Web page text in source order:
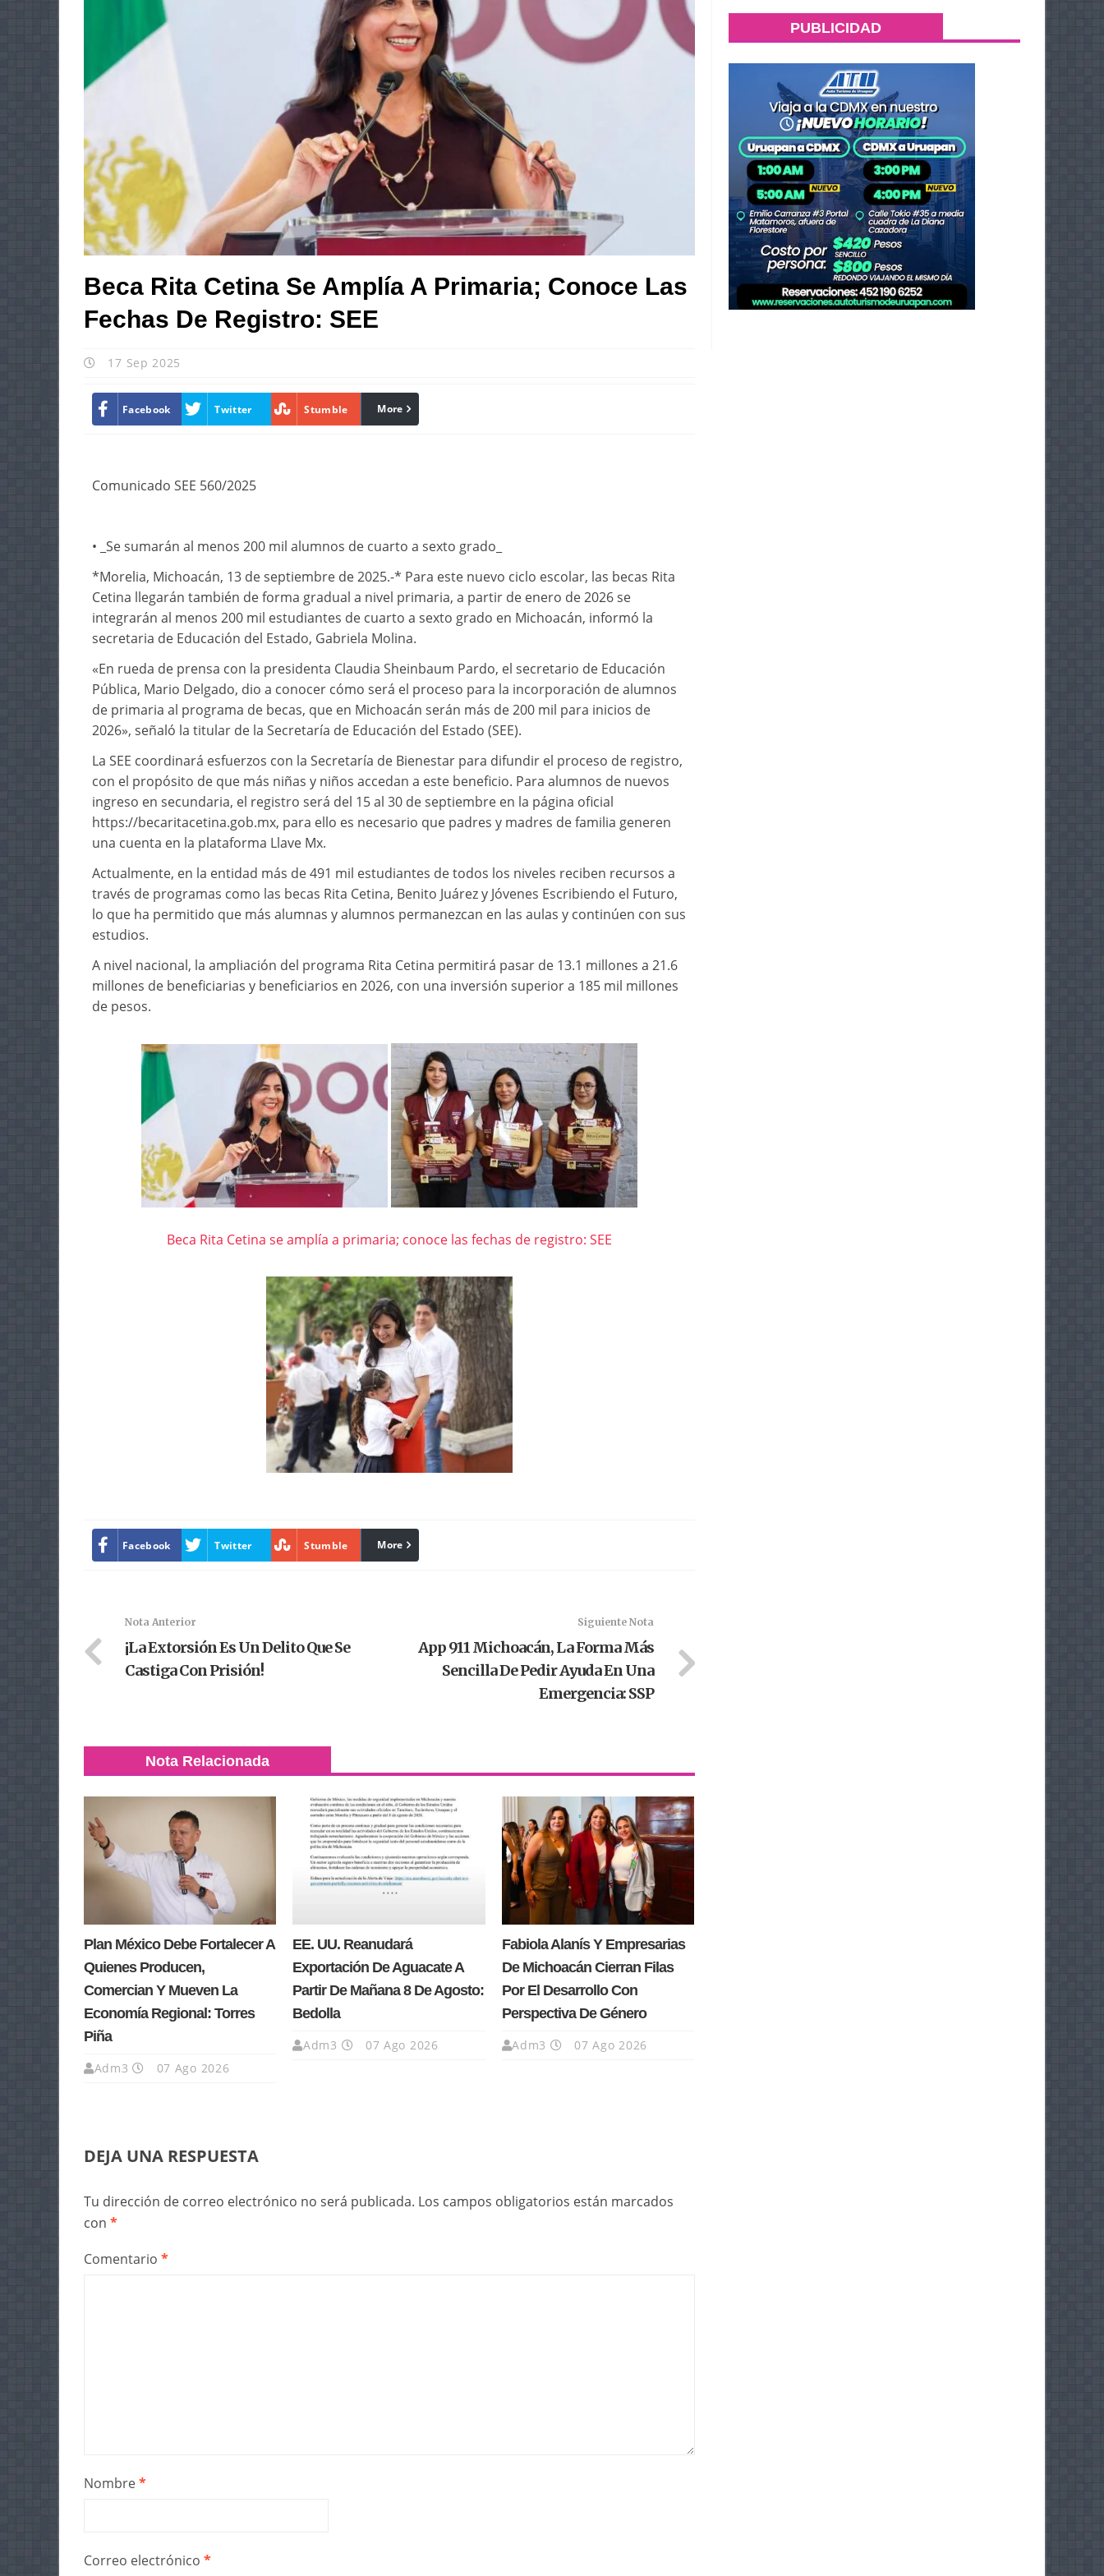
Beca Rita Cetina Se Amplía A Primaria; Conoce Las
Fechas De Registro: SEE
17 Sep 2025
Facebook Twitter Stumble linkedin
More
Comunicado SEE 560/2025
• _Se sumarán al menos 200 mil alumnos de cuarto a sexto grado_
*Morelia, Michoacán, 13 de septiembre de 2025.-* Para este nuevo ciclo escolar, las becas Rita
Cetina llegarán también de forma gradual a nivel primaria, a partir de enero de 2026 se
integrarán al menos 200 mil estudiantes de cuarto a sexto grado en Michoacán, informó la
secretaria de Educación del Estado, Gabriela Molina.
«En rueda de prensa con la presidenta Claudia Sheinbaum Pardo, el secretario de Educación
Pública, Mario Delgado, dio a conocer cómo será el proceso para la incorporación de alumnos
de primaria al programa de becas, que en Michoacán serán más de 200 mil para inicios de
2026», señaló la titular de la Secretaría de Educación del Estado (SEE).
La SEE coordinará esfuerzos con la Secretaría de Bienestar para difundir el proceso de registro,
con el propósito de que más niñas y niños accedan a este beneficio. Para alumnos de nuevos
ingreso en secundaria, el registro será del 15 al 30 de septiembre en la página oficial
https://becaritacetina.gob.mx, para ello es necesario que padres y madres de familia generen
una cuenta en la plataforma Llave Mx.
Actualmente, en la entidad más de 491 mil estudiantes de todos los niveles reciben recursos a
través de programas como las becas Rita Cetina, Benito Juárez y Jóvenes Escribiendo el Futuro,
lo que ha permitido que más alumnas y alumnos permanezcan en las aulas y continúen con sus
estudios.
A nivel nacional, la ampliación del programa Rita Cetina permitirá pasar de 13.1 millones a 21.6
millones de beneficiarias y beneficiarios en 2026, con una inversión superior a 185 mil millones
de pesos.
Beca Rita Cetina se amplía a primaria; conoce las fechas de registro: SEE
Facebook Twitter Stumble linkedin
More
Nota Anterior
¡La Extorsión Es Un Delito Que Se
Castiga Con Prisión!
Siguiente Nota
App 911 Michoacán, La Forma Más
Sencilla De Pedir Ayuda En Una
Emergencia: SSP
Nota Relacionada
Plan México Debe Fortalecer A
Quienes Producen,
Comercian Y Mueven La
Economía Regional: Torres
Piña
Adm3 07 Ago 2026
EE. UU. Reanudará
Exportación De Aguacate A
Partir De Mañana 8 De Agosto:
Bedolla
Adm3 07 Ago 2026
Fabiola Alanís Y Empresarias
De Michoacán Cierran Filas
Por El Desarrollo Con
Perspectiva De Género
Adm3 07 Ago 2026
DEJA UNA RESPUESTA
Tu dirección de correo electrónico no será publicada. Los campos obligatorios están marcados
con *
Comentario *
Nombre*
Correo electrónico *
PUBLICIDAD